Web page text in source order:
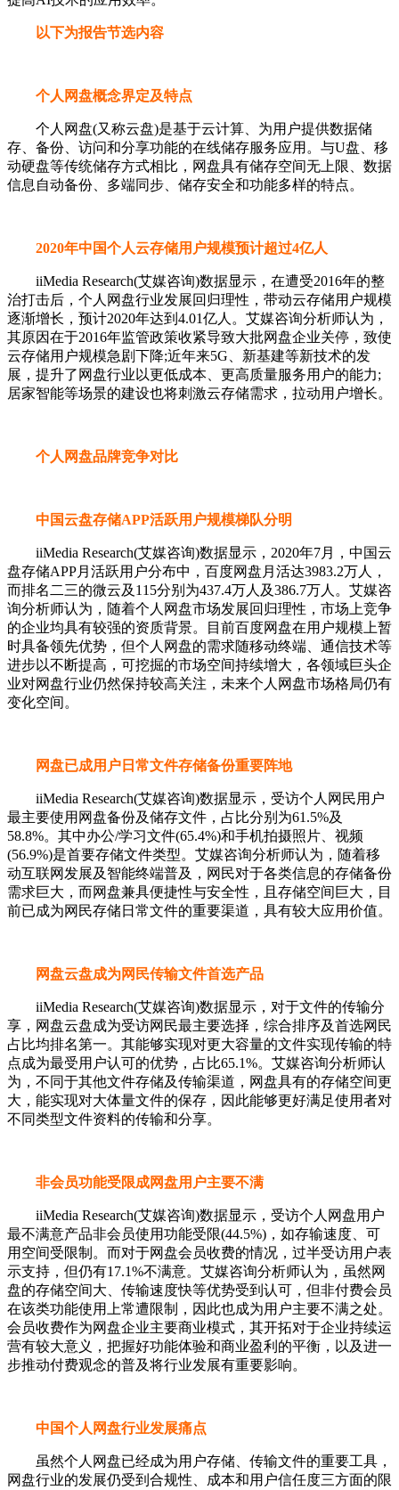
以下为报告节选内容
个人网盘概念界定及特点
个人网盘(又称云盘)是基于云计算、为用户提供数据储
存、备份、访问和分享功能的在线储存服务应用。与U盘、移
动硬盘等传统储存方式相比，网盘具有储存空间无上限、数据
信息自动备份、多端同步、储存安全和功能多样的特点。
2020年中国个人云存储用户规模预计超过4亿人
iiMedia Research(艾媒咨询)数据显示，在遭受2016年的整
治打击后，个人网盘行业发展回归理性，带动云存储用户规模
逐渐增长，预计2020年达到4.01亿人。艾媒咨询分析师认为，
其原因在于2016年监管政策收紧导致大批网盘企业关停，致使
云存储用户规模急剧下降;近年来5G、新基建等新技术的发
展，提升了网盘行业以更低成本、更高质量服务用户的能力;
居家智能等场景的建设也将刺激云存储需求，拉动用户增长。
个人网盘品牌竞争对比
中国云盘存储APP活跃用户规模梯队分明
iiMedia Research(艾媒咨询)数据显示，2020年7月，中国云
盘存储APP月活跃用户分布中，百度网盘月活达3983.2万人，
而排名二三的微云及115分别为437.4万人及386.7万人。艾媒咨
询分析师认为，随着个人网盘市场发展回归理性，市场上竞争
的企业均具有较强的资质背景。目前百度网盘在用户规模上暂
时具备领先优势，但个人网盘的需求随移动终端、通信技术等
进步以不断提高，可挖掘的市场空间持续增大，各领域巨头企
业对网盘行业仍然保持较高关注，未来个人网盘市场格局仍有
变化空间。
网盘已成用户日常文件存储备份重要阵地
iiMedia Research(艾媒咨询)数据显示，受访个人网民用户
最主要使用网盘备份及储存文件，占比分别为61.5%及
58.8%。其中办公/学习文件(65.4%)和手机拍摄照片、视频
(56.9%)是首要存储文件类型。艾媒咨询分析师认为，随着移
动互联网发展及智能终端普及，网民对于各类信息的存储备份
需求巨大，而网盘兼具便捷性与安全性，且存储空间巨大，目
前已成为网民存储日常文件的重要渠道，具有较大应用价值。
网盘云盘成为网民传输文件首选产品
iiMedia Research(艾媒咨询)数据显示，对于文件的传输分
享，网盘云盘成为受访网民最主要选择，综合排序及首选网民
占比均排名第一。其能够实现对更大容量的文件实现传输的特
点成为最受用户认可的优势，占比65.1%。艾媒咨询分析师认
为，不同于其他文件存储及传输渠道，网盘具有的存储空间更
大，能实现对大体量文件的保存，因此能够更好满足使用者对
不同类型文件资料的传输和分享。
非会员功能受限成网盘用户主要不满
iiMedia Research(艾媒咨询)数据显示，受访个人网盘用户
最不满意产品非会员使用功能受限(44.5%)，如存输速度、可
用空间受限制。而对于网盘会员收费的情况，过半受访用户表
示支持，但仍有17.1%不满意。艾媒咨询分析师认为，虽然网
盘的存储空间大、传输速度快等优势受到认可，但非付费会员
在该类功能使用上常遭限制，因此也成为用户主要不满之处。
会员收费作为网盘企业主要商业模式，其开拓对于企业持续运
营有较大意义，把握好功能体验和商业盈利的平衡，以及进一
步推动付费观念的普及将行业发展有重要影响。
中国个人网盘行业发展痛点
虽然个人网盘已经成为用户存储、传输文件的重要工具，
网盘行业的发展仍受到合规性、成本和用户信任度三方面的限